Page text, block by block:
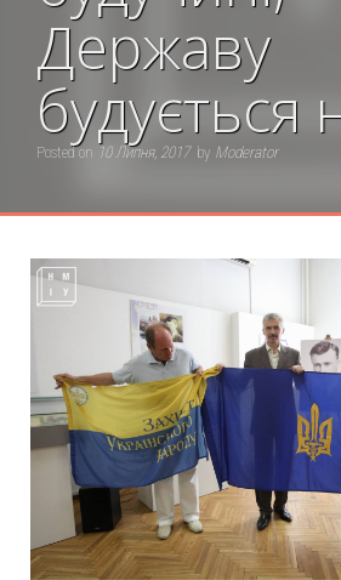
Державу
будується
Posted on 10 Липня, 2017 by Moderator